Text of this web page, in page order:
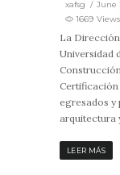
xafsg June
1669 Views
La
Universidad
Certificación
egresados y
arquitectura
LEER MÁS